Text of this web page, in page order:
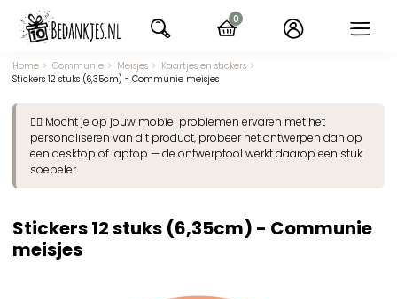
naar
navigatie
Home Communie Meisjes
Kaartjes en stickers
Stickers 12 stuks (6,35cm) - Communie meisjes
👉🏽 Mocht je op jouw mobiel problemen ervaren met het
personaliseren van dit product, probeer het ontwerpen dan op
een desktop of laptop — de ontwerptool werkt daarop een stuk
soepeler.
Stickers 12 stuks (6,35cm) - Communie
meisjes
0
items